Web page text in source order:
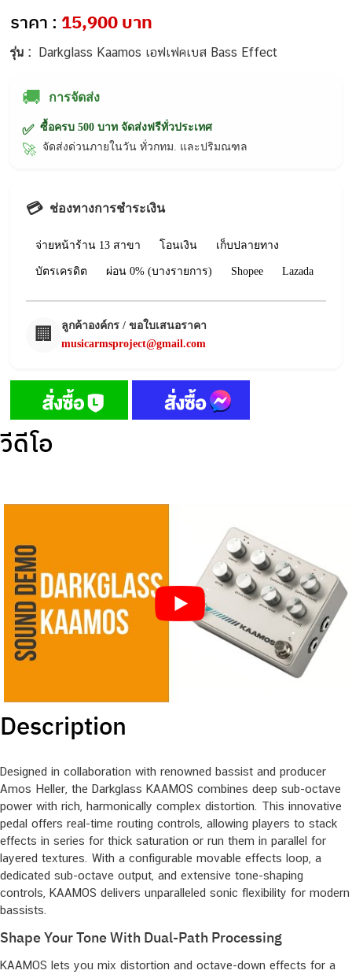
ราคา : 15,900 บาท
รุ่น : Darkglass Kaamos เอฟเฟคเบส Bass Effect
🚚 การจัดส่ง
✅ ซื้อครบ 500 บาท จัดส่งฟรีทั่วประเทศ
🚀 จัดส่งด่วนภายในวัน ทั่วกทม. และปริมณฑล
💳 ช่องทางการชำระเงิน
จ่ายหน้าร้าน 13 สาขา โอนเงิน เก็บปลายทาง
บัตรเครดิต ผ่อน 0% (บางรายการ) Shopee Lazada
🏢
ลูกค้าองค์กร / ขอใบเสนอราคา
musicarmsproject@gmail.com
วีดีโอ
Description
Designed in collaboration with renowned bassist and producer
Amos Heller, the Darkglass KAAMOS combines deep sub-octave
power with rich, harmonically complex distortion. This innovative
pedal offers real-time routing controls, allowing players to stack
effects in series for thick saturation or run them in parallel for
layered textures. With a configurable movable effects loop, a
dedicated sub-octave output, and extensive tone-shaping
controls, KAAMOS delivers unparalleled sonic flexibility for modern
bassists.
Shape Your Tone With Dual-Path Processing
KAAMOS lets you mix distortion and octave-down effects for a